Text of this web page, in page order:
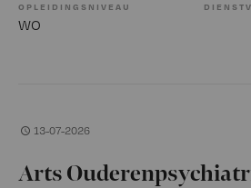
OPLEIDINGSNIVEAU
WO
13-07-2026
Arts